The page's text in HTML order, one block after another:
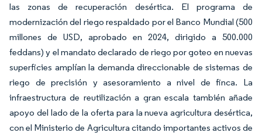
las zonas de recuperación desértica. El programa de
modernización del riego respaldado por el Banco Mundial (500
millones de USD, aprobado en 2024, dirigido a 500.000
feddans) y el mandato declarado de riego por goteo en nuevas
superficies amplían la demanda direccionable de sistemas de
riego de precisión y asesoramiento a nivel de finca. La
infraestructura de reutilización a gran escala también añade
apoyo del lado de la oferta para la nueva agricultura desértica,
con el Ministerio de Agricultura citando importantes activos de